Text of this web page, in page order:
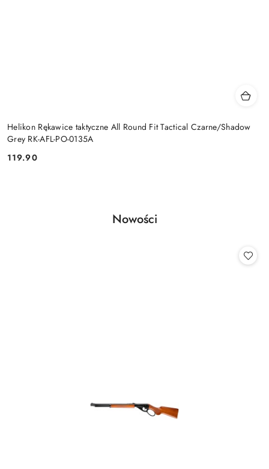
Helikon Rękawice taktyczne All Round Fit Tactical Czarne/Shadow
Grey RK-AFL-PO-0135A
Cena:
119.90
Pomiń karuzelę produktów
Produkty
Nowości